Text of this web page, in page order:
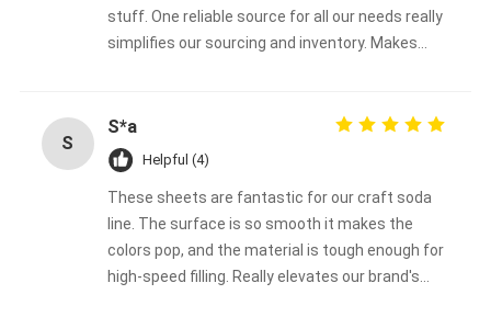
stuff. One reliable source for all our needs really
simplifies our sourcing and inventory. Makes
S
S*a
Helpful (4)
These sheets are fantastic for our craft soda
line. The surface is so smooth it makes the
colors pop, and the material is tough enough for
high-speed filling. Really elevates our brand's